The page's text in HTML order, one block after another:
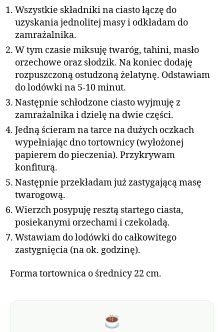
Wszystkie składniki na ciasto łączę do
uzyskania jednolitej masy i odkładam do
zamrażalnika.
W tym czasie miksuję twaróg, tahini, masło
orzechowe oraz słodzik. Na koniec dodaję
rozpuszczoną ostudzoną żelatynę. Odstawiam
do lodówki na 5-10 minut.
Następnie schłodzone ciasto wyjmuję z
zamrażalnika i dzielę na dwie części.
Jedną ścieram na tarce na dużych oczkach
wypełniając dno tortownicy (wyłożonej
papierem do pieczenia). Przykrywam
konfiturą.
Następnie przekładam już zastygającą masę
twarogową.
Wierzch posypuję resztą startego ciasta,
posiekanymi orzechami i czekoladą.
Wstawiam do lodówki do całkowitego
zastygnięcia (na ok. godzinę).
Forma tortownica o średnicy 22 cm.